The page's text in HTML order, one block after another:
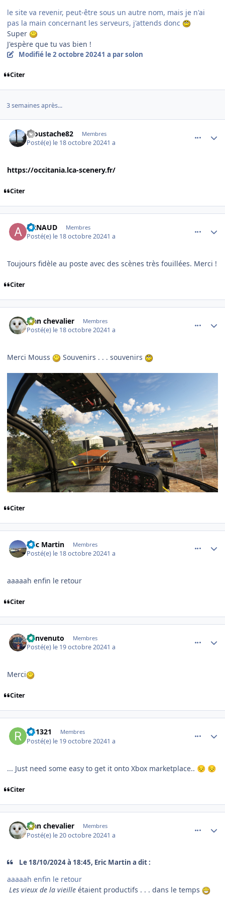
le site va revenir, peut-être sous un autre nom, mais je n'ai
pas la main concernant les serveurs, j'attends donc
Super
J'espère que tu vas bien !
Modifié le 2 octobre 20241 a par solon
Citer
3 semaines après...
moustache82 Membres
Posté(e) le 18 octobre 20241 a
https://occitania.lca-scenery.fr/
Citer
ARNAUD Membres
Posté(e) le 18 octobre 20241 a
Toujours fidèle au poste avec des scènes très fouillées. Merci !
Citer
jean chevalier Membres
Posté(e) le 18 octobre 20241 a
Merci Mouss Souvenirs . . . souvenirs
Citer
Eric Martin Membres
Posté(e) le 18 octobre 20241 a
aaaaah enfin le retour
Citer
benvenuto Membres
Posté(e) le 19 octobre 20241 a
Merci
Citer
RB1321 Membres
Posté(e) le 19 octobre 20241 a
... Just need some easy to get it onto Xbox marketplace.. 😔 😔
Citer
jean chevalier Membres
Posté(e) le 20 octobre 20241 a
Le 18/10/2024 à 18:45, Eric Martin a dit :
aaaaah enfin le retour
Les vieux de la vieille étaient productifs . . . dans le temps